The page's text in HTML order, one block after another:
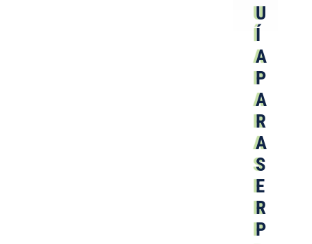
U
Í
A
P
A
R
A
S
E
R
P